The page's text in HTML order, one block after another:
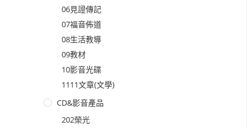
06見證傳記
07福音佈道
08生活教導
09教材
10影音光碟
1111文章(文學)
CD&影音產品
202榮光